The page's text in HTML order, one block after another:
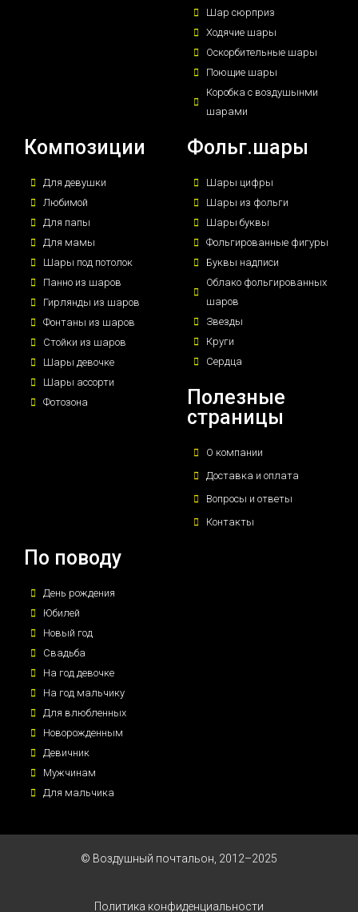
Шар сюрприз
Ходячие шары
Оскорбительные шары
Поющие шары
Коробка с воздушынми
шарами
Композиции
Для девушки
Любимой
Для папы
Для мамы
Шары под потолок
Панно из шаров
Гирлянды из шаров
Фонтаны из шаров
Стойки из шаров
Шары девочке
Шары ассорти
Фотозона
Фольг.шары
Шары цифры
Шары из фольги
Шары буквы
Фольгированные фигуры
Буквы надписи
Облако фольгированных
шаров
Звезды
Круги
Сердца
Полезные
страницы
О компании
Доставка и оплата
Вопросы и ответы
Контакты
По поводу
День рождения
Юбилей
Новый год
Свадьба
На год девочке
На год мальчику
Для влюбленных
Новорожденным
Девичник
Мужчинам
Для мальчика
© Воздушный почтальон, 2012–2025
Политика конфиденциальности